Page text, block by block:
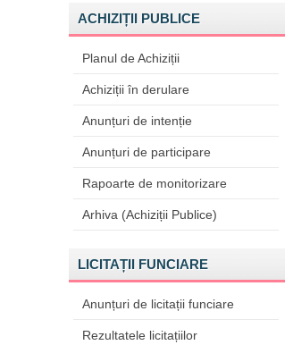
ACHIZIȚII PUBLICE
Planul de Achiziții
Achiziții în derulare
Anunțuri de intenție
Anunțuri de participare
Rapoarte de monitorizare
Arhiva (Achiziții Publice)
LICITAȚII FUNCIARE
Anunțuri de licitații funciare
Rezultatele licitațiilor